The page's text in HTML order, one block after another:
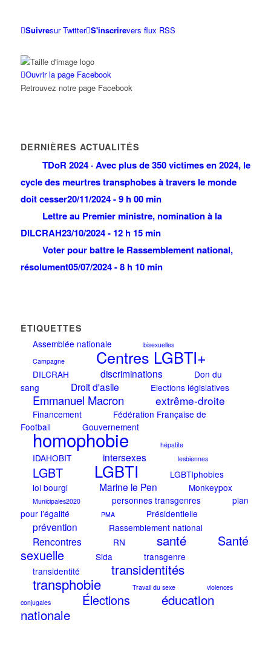
Suivresur Twitter S'inscrirevers flux RSS
Ouvrir la page Facebook
Retrouvez notre page Facebook
DERNIÈRES ACTUALITÉS
TDoR 2024 · Avec plus de 350 victimes en 2024, le
cycle des meurtres transphobes à travers le monde
doit cesser20/11/2024 - 9 h 00 min
Lettre au Premier ministre, nomination à la
DILCRAH23/10/2024 - 12 h 15 min
Voter pour battre le Rassemblement national,
résolument05/07/2024 - 8 h 10 min
ÉTIQUETTES
Assemblée nationale
bisexuelles
Campagne
Centres LGBTI+
DILCRAH discriminations
Don du
sang
Droit d'asile Elections législatives
Emmanuel Macron extrême-droite
Financement
Fédération Française de
Football
Gouvernement
homophobie hépatite
IDAHOBIT intersexes lesbiennes
LGBT LGBTI
LGBTIphobies
loi bourgi
Marine le Pen Monkeypox
Municipales2020 personnes transgenres
plan
pour l’égalité
PMA Présidentielle
prévention Rassemblement national
Rencontres RN santé
Santé
sexuelle
Sida
transgenre
transidentité
transidentités
transphobie Travail du sexe
violences
conjugales
Élections
éducation
nationale